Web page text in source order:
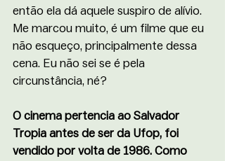
então ela dá aquele suspiro de alívio.
Me marcou muito, é um filme que eu
não esqueço, principalmente dessa
cena. Eu não sei se é pela
circunstância, né?
O cinema pertencia ao Salvador
Tropia antes de ser da Ufop, foi
vendido por volta de 1986. Como